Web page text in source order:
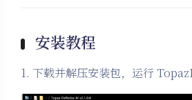
安装教程
1. 下载并解压安装包，运行